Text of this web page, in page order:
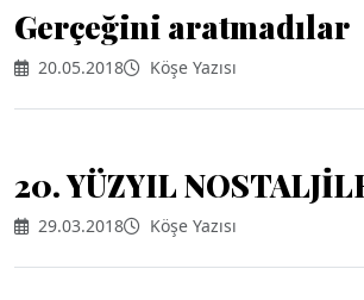
Gerçeğini aratmadılar
20.05.2018 Köşe Yazısı
20. YÜZYIL
29.03.2018 Köşe Yazısı